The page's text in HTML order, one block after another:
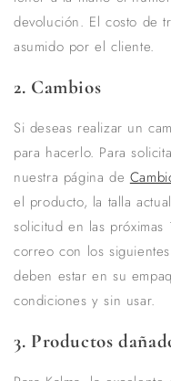
devolución. El costo de
asumido por el cliente.
2. Cambios
Si deseas realizar un
para hacerlo. Para
nuestra página de
el producto, la talla
solicitud en las
correo con los
deben estar en su
condiciones y sin usar.
3. Productos